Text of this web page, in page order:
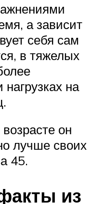
а зависит
себя сам
в тяжелых
на
он
лучше своих
45.
из